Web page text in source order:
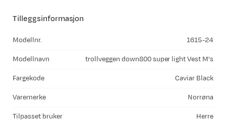
Tilleggsinformasjon
Modellnr. 1615-24
Modellnavn trollveggen down800 super light Vest M's
Fargekode Caviar Black
Varemerke Norrøna
Tilpasset bruker Herre